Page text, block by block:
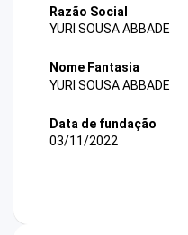
Razão Social
YURI SOUSA ABBADE
Nome Fantasia
YURI SOUSA ABBADE
Data de fundação
03/11/2022